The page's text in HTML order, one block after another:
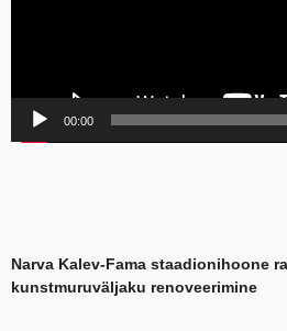
00:00
Narva Kalev-Fama staadionihoone
kunstmuruväljaku renoveerimine